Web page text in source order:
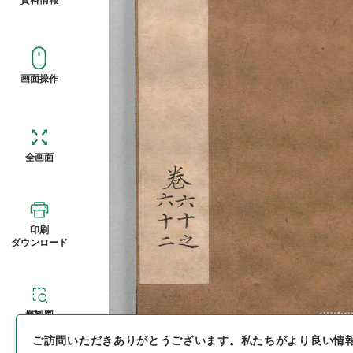
画面操作
全画面
印刷
ダウンロード
概観図
ご訪問いただきありがとうございます。 私たちがより良い情